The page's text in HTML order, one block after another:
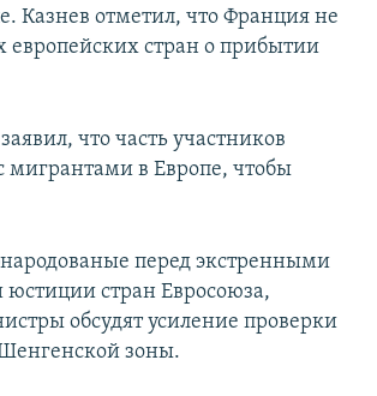
Казнев отметил, что Франция не
стран о прибытии
что часть участников
мигрантами в Европе, чтобы
перед экстренными
стран Евросоюза,
обсудят усиление проверки
зоны.